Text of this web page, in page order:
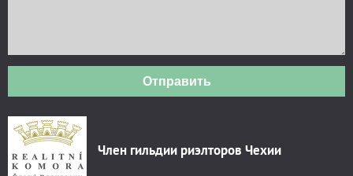
Отправить
Член гильдии риэлторов Чехии